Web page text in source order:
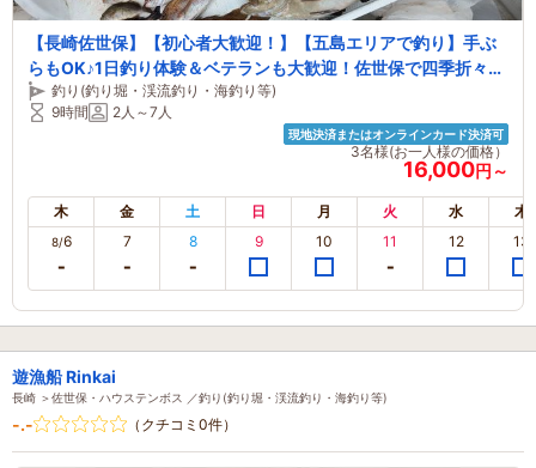
【長崎佐世保】【初心者大歓迎！】【五島エリアで釣り】手ぶ
らもOK♪1日釣り体験＆ベテランも大歓迎！佐世保で四季折々の
釣りを楽しもう♪ ～ファミリー・カップル・女性におすすめ～
釣り(釣り堀・渓流釣り・海釣り等)
9時間
2人～7人
現地決済またはオンラインカード決済可
3名様(お一人様の価格）
16,000円～
木 金 土 日 月 火 水 木
8/6 7 8 9 10 11 12 13
遊漁船 Rinkai
長崎 ＞佐世保・ハウステンボス ／釣り(釣り堀・渓流釣り・海釣り等)
-.- （クチコミ0件）